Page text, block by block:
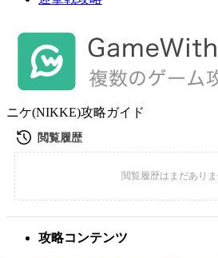
ニケ(NIKKE)攻略ガイド
攻略コンテンツ